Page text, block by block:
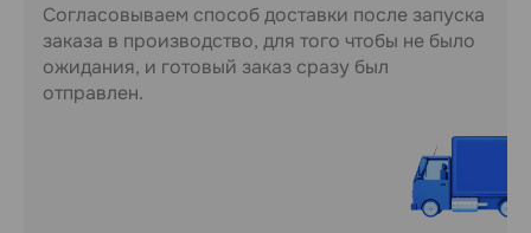
Согласовываем способ доставки после запуска
заказа в производство, для того чтобы не было
ожидания, и готовый заказ сразу был
отправлен.